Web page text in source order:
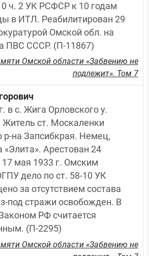
ч. 2 УК РСФСР к 10 годам
в ИТЛ. Реабилитирован 29
Омской обл. на
ПВС СССР. (П-11867)
Омской области «Забвению не
подлежит». Том 7
в с. Жига Орловского у.
Житель ст. Москаленки
р-на Запсибкрая. Немец,
«Элита». Арестован 24
17 мая 1933 г. Омским
дело по ст. 58-10 УК
за отсутствием состава
под стражи освобожден. В
РФ считается
(П-2295)
Омской области «Забвению не